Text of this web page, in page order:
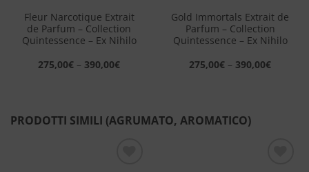
Fleur Narcotique Extrait
de Parfum – Collection
Quintessence – Ex Nihilo
275,00€ – 390,00€
Gold Immortals Extrait de
Parfum – Collection
Quintessence – Ex Nihilo
275,00€ – 390,00€
PRODOTTI SIMILI (AGRUMATO, AROMATICO)